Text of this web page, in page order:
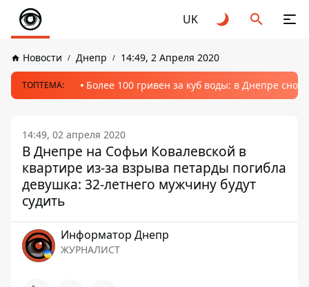
UK
Новости Днепр 14:49, 2 Апреля 2020
ТОПТЕМА: Более 100 гривен за куб воды: в Днепре
14:49, 02 апреля 2020
В Днепре на Софьи Ковалевской в
квартире из-за взрыва петарды погибла
девушка: 32-летнего мужчину будут
судить
Информатор Днепр
ЖУРНАЛИСТ